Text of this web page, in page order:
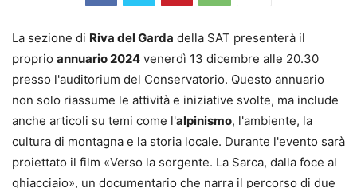
La sezione di Riva del Garda della SAT presenterà il
proprio annuario 2024 venerdì 13 dicembre alle 20.30
presso l'auditorium del Conservatorio. Questo annuario
non solo riassume le attività e iniziative svolte, ma include
anche articoli su temi come l'alpinismo, l'ambiente, la
cultura di montagna e la storia locale. Durante l'evento sarà
proiettato il film «Verso la sorgente. La Sarca, dalla foce al
ghiacciaio», un documentario che narra il percorso di due